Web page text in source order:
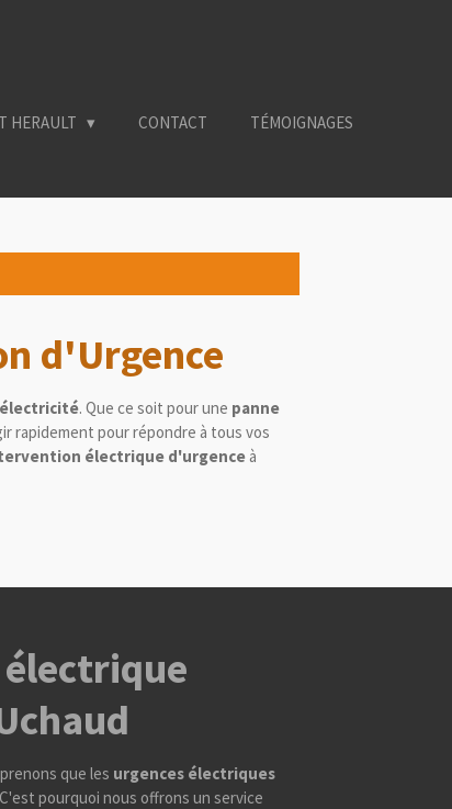
HERAULT CONTACT
TÉMOIGNAGES
d'Urgence
. Que ce soit pour une panne
rapidement pour répondre à tous vos
électrique d'urgence à
que les urgences électriques
pourquoi nous offrons un service